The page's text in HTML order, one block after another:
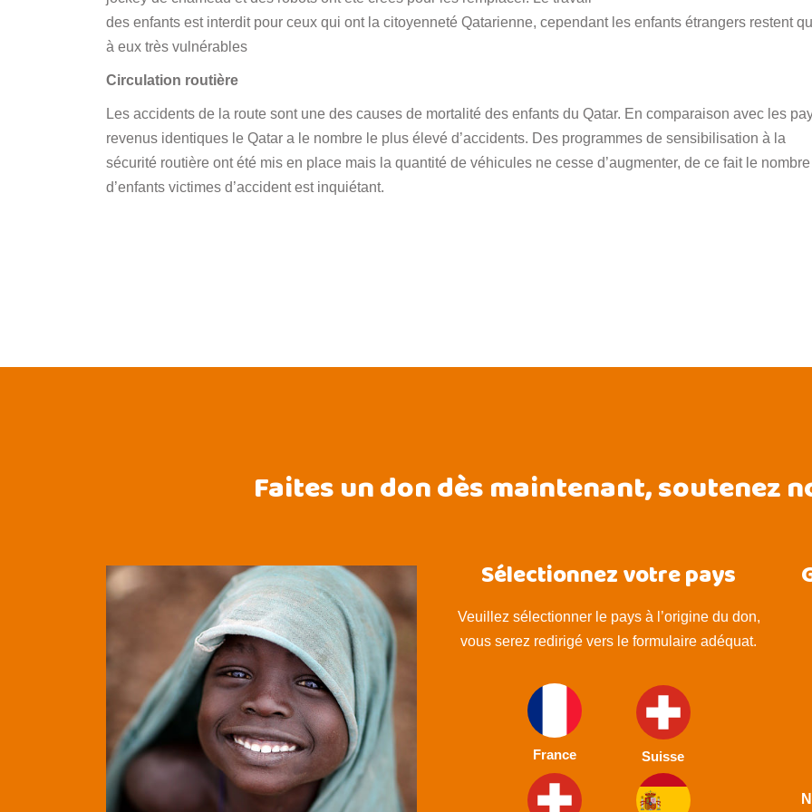
des enfants est interdit pour ceux qui ont la citoyenneté Qatarienne, cependant les enfants étrangers restent
à eux très vulnérables
Circulation routière
Les accidents de la route sont une des causes de mortalité des enfants du Qatar. En comparaison avec les
revenus identiques le Qatar a le nombre le plus élevé d’accidents. Des programmes de sensibilisation à la
sécurité routière ont été mis en place mais la quantité de véhicules ne cesse d’augmenter, de ce fait le nombre
d’enfants victimes d’accident est inquiétant.
Faites un don dès maintenant, soutenez
Sélectionnez votre pays
Veuillez sélectionner le pays à l’origine du don,
vous serez redirigé vers le formulaire adéquat.
France Suisse